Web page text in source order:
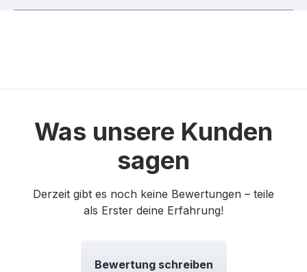
Was unsere Kunden
sagen
Derzeit gibt es noch keine Bewertungen – teile
als Erster deine Erfahrung!
Bewertung schreiben